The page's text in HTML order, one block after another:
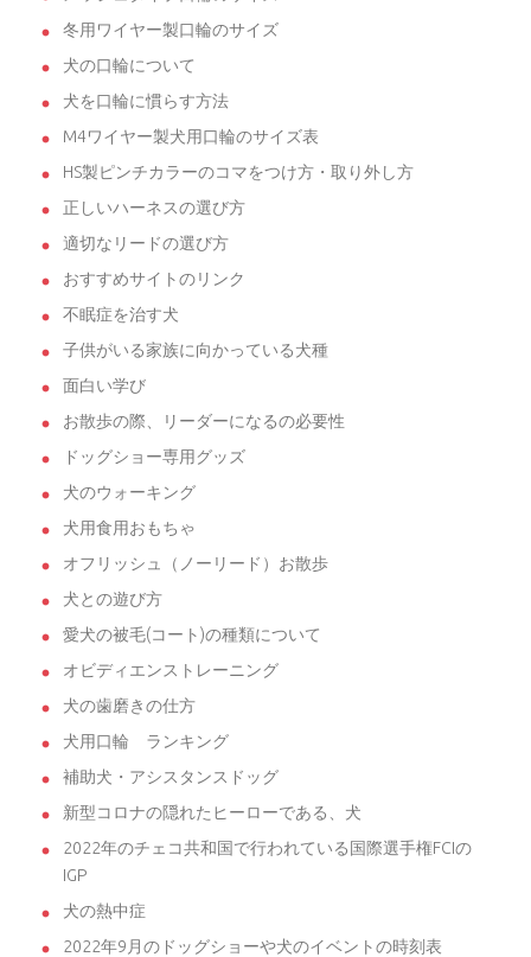
冬用ワイヤー製口輪のサイズ
犬の口輪について
犬を口輪に慣らす方法
M4ワイヤー製犬用口輪のサイズ表
HS製ピンチカラーのコマをつけ方・取り外し方
正しいハーネスの選び方
適切なリードの選び方
おすすめサイトのリンク
不眠症を治す犬
子供がいる家族に向かっている犬種
面白い学び
お散歩の際、リーダーになるの必要性
ドッグショー専用グッズ
犬のウォーキング
犬用食用おもちゃ
オフリッシュ（ノーリード）お散歩
犬との遊び方
愛犬の被毛(コート)の種類について
オビディエンストレーニング
犬の歯磨きの仕方
犬用口輪 ランキング
補助犬・アシスタンスドッグ
新型コロナの隠れたヒーローである、犬
2022年のチェコ共和国で行われている国際選手権FCIの
IGP
犬の熱中症
2022年9月のドッグショーや犬のイベントの時刻表